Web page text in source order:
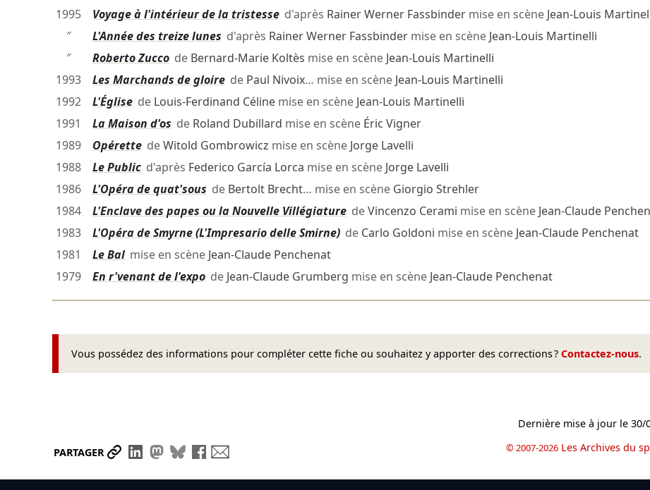
1995
Voyage à l'intérieur de la tristessed'après Rainer Werner Fassbindermise en scène Jean-Louis
″
L'Année des treize lunes d'après Rainer Werner Fassbindermise en scène Jean-Louis Martinelli
″
Roberto Zuccode Bernard-Marie Koltès mise en scène Jean-Louis Martinelli
1993
Les Marchands de gloirede Paul Nivoix… mise en scène Jean-Louis Martinelli
1992
L'Églisede Louis-Ferdinand Célinemise en scène Jean-Louis Martinelli
1991
La Maison d'os de Roland Dubillard mise en scène Éric Vigner
1989
OpérettedeWitold Gombrowicz mise en scène Jorge Lavelli
1988
Le Publicd'après Federico García Lorca mise en scène Jorge Lavelli
1986
L'Opéra de quat'sous de Bertolt Brecht… mise en scène Giorgio Strehler
1984
L'Enclave des papes ou la Nouvelle VillégiaturedeVincenzo Cerami mise en scène Jean-Claude
1983
L'Opéra de Smyrne (L'Impresario delle Smirne)de Carlo Goldoni mise en scène Jean-Claude Penchenat
1981
Le Balmise en scène Jean-Claude Penchenat
1979
En r'venant de l'expode Jean-Claude Grumberg mise en scène Jean-Claude Penchenat
Vous possédez des informations pour compléter cette fiche ou souhaitez y apporter des corrections ? Contactez-nous.
PARTAGER Partager le lien
Partager sur LinkedIn
Partager sur Mastodon
Partager sur Bluesky
Partager sur Facebook
Dernière mise à jour le30/
© 2007-2026 Les Archives du